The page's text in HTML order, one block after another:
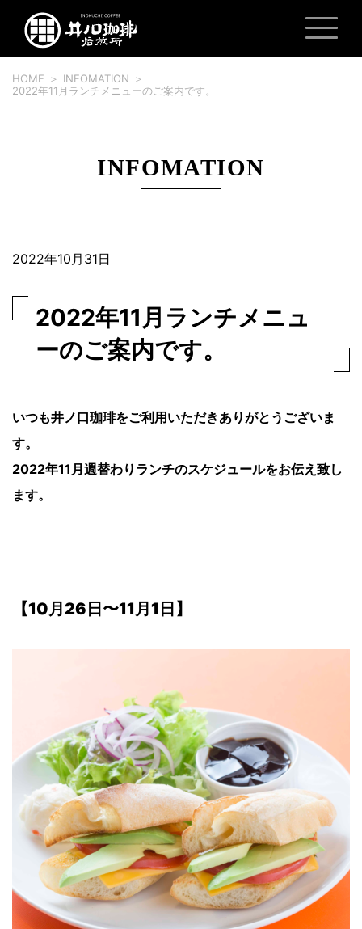
HOME
INFOMATION
2022年11月ランチメニューのご案内です。
INFOMATION
2022年10月31日
2022年11月ランチメニュ
ーのご案内です。
いつも井ノ口珈琲をご利用いただきありがとうございま
す。
2022年11月週替わりランチのスケジュールをお伝え致し
ます。
【10月26日〜11月1日 】